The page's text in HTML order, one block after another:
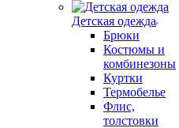
Детская одежда
Брюки
Костюмы и
комбинезоны
Куртки
Термобелье
Флис,
толстовки